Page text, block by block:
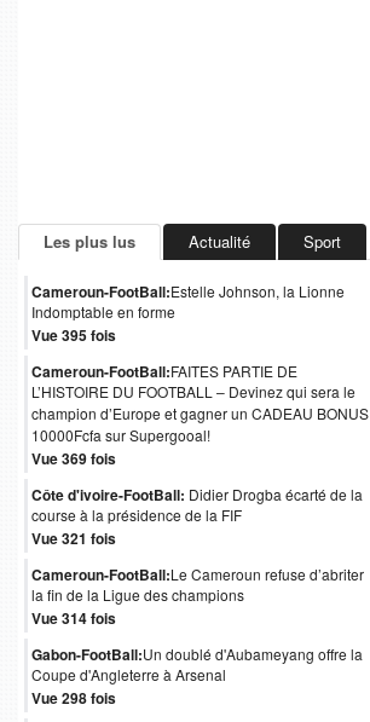
Les plus lus Actualité Sport
Cameroun-FootBall:Estelle Johnson, la Lionne
Indomptable en forme
Vue 395 fois
Cameroun-FootBall:FAITES PARTIE DE
L’HISTOIRE DU FOOTBALL – Devinez qui sera le
champion d’Europe et gagner un CADEAU BONUS
10000Fcfa sur Supergooal!
Vue 369 fois
Côte d'ivoire-FootBall: Didier Drogba écarté de la
course à la présidence de la FIF
Vue 321 fois
Cameroun-FootBall:Le Cameroun refuse d’abriter
la fin de la Ligue des champions
Vue 314 fois
Gabon-FootBall:Un doublé d'Aubameyang offre la
Coupe d'Angleterre à Arsenal
Vue 298 fois